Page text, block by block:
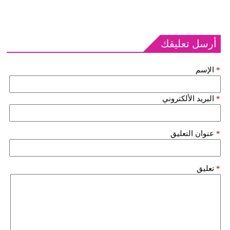
أرسل تعليقك
الإسم *
البريد الألكتروني *
عنوان التعليق *
تعليق *